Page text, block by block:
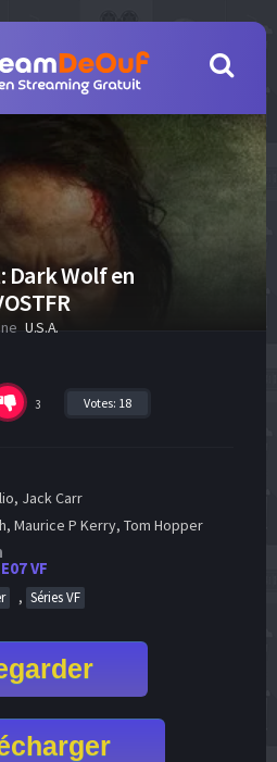
Dark Wolf en
U.S.A.
3 Votes: 18
Jack Carr
Maurice P Kerry, Tom Hopper
VF
, Séries VF